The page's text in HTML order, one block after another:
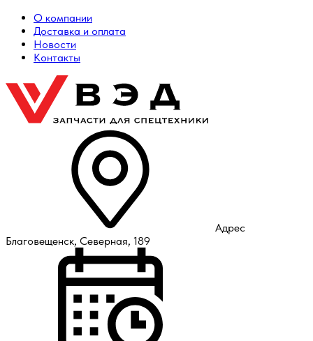
О компании
Доставка и оплата
Новости
Контакты
Адрес
Благовещенск, Северная, 189